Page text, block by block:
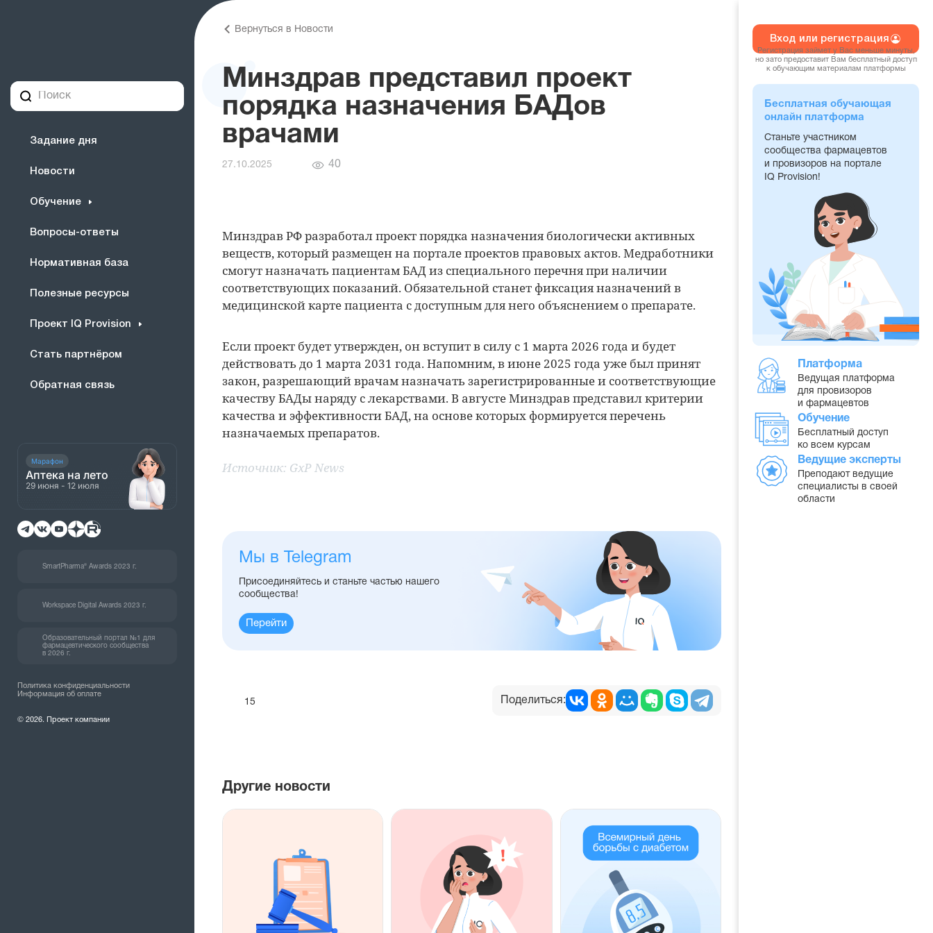
Задание дня
Новости
Обучение
Вопросы-ответы
Нормативная база
Полезные ресурсы
Проект IQ Provision
Стать партнёром
Обратная связь
Марафон
Аптека на лето
29 июня - 12 июля
SmartPharma® Awards 2023 г.
Workspace Digital Awards 2023 г.
Образовательный портал №1 для
фармацевтического сообщества
в 2026 г.
Политика конфиденциальности
Информация об оплате
© 2026. Проект компании
Вернуться в Новости
Минздрав представил проект
порядка назначения БАДов
врачами
27.10.2025
Количество
40
Минздрав РФ разработал проект порядка назначения биологически активных
веществ, который размещен на портале проектов правовых актов. Медработники
смогут назначать пациентам БАД из специального перечня при наличии
соответствующих показаний. Обязательной станет фиксация назначений в
медицинской карте пациента с доступным для него объяснением о препарате.
Если проект будет утвержден, он вступит в силу с 1 марта 2026 года и будет
действовать до 1 марта 2031 года. Напомним, в июне 2025 года уже был принят
закон, разрешающий врачам назначать зарегистрированные и соответствующие
качеству БАДы наряду с лекарствами. В августе Минздрав представил критерии
качества и эффективности БАД, на основе которых формируется перечень
назначаемых препаратов.
Источник: GxP News
Мы в Telegram
Присоединяйтесь и станьте частью нашего
сообщества!
Перейти
15 Поделиться:
Другие новости
Вход или регистрация
Регистрация займет у Вас меньше минуты,
но зато предоставит Вам бесплатный доступ
к обучающим материалам платформы
Бесплатная обучающая
онлайн платформа
Станьте участником
сообщества фармацевтов
и провизоров на портале
IQ Provision!
Платформа
Ведущая платформа
для провизоров
и фармацевтов
Обучение
Бесплатный доступ
ко всем курсам
Ведущие эксперты
Преподают ведущие
специалисты в своей
области